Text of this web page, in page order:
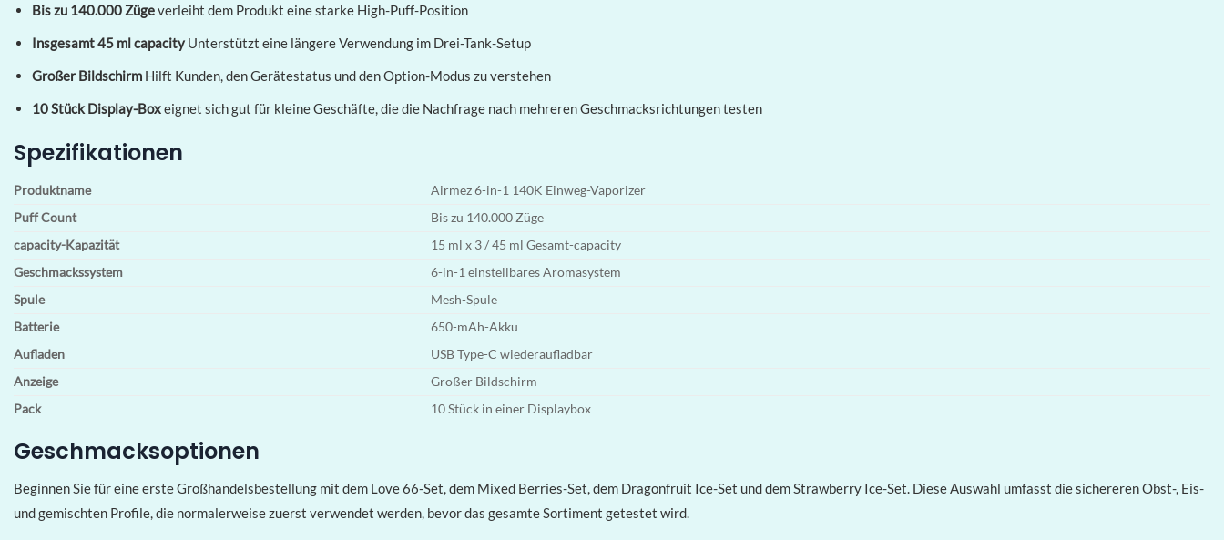
Bis zu 140.000 Zügeverleiht dem Produkt eine starke High-Puff-Position
Insgesamt 45 ml capacityUnterstützt eine längere Verwendung im Drei-Tank-Setup
Großer BildschirmHilft Kunden, den Gerätestatus und den Option-Modus zu verstehen
10 Stück Display-Boxeignet sich gut für kleine Geschäfte, die die Nachfrage nach mehreren Geschmacksrichtungen testen
Spezifikationen
Produktname
Airmez 6-in-1 140K Einweg-Vaporizer
Puff Count
Bis zu 140.000 Züge
capacity-Kapazität
15 ml x 3 / 45 ml Gesamt-capacity
Geschmackssystem
6-in-1 einstellbares Aromasystem
Spule
Mesh-Spule
Batterie
650-mAh-Akku
Aufladen
USB Type-C wiederaufladbar
Anzeige
Großer Bildschirm
Pack
10 Stück in einer Displaybox
Geschmacksoptionen
Beginnen Sie für eine erste Großhandelsbestellung mit dem Love 66-Set, dem Mixed Berries-Set, dem Dragonfruit Ice-Set und dem Strawberry Ice-Set. Diese Auswahl umfasst die sichereren Obst-, Eis-
und gemischten Profile, die normalerweise zuerst verwendet werden, bevor das gesamte Sortiment getestet wird.